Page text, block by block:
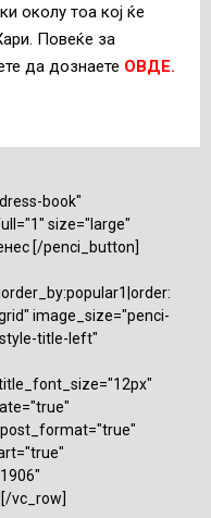
околу тоа кој ќе
Повеќе за
да дознаете ОВДЕ.
book"
size="large"
[/penci_button]
image_size="penci-
title-left"
vc_row]